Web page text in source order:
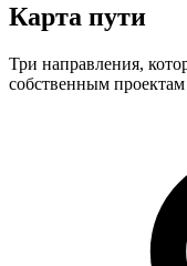
Карта пути
Три направления,
собственным проектам